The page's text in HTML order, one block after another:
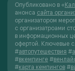
Опубликовано в «
анонса сайта
организатором
с организатроами
в информационных
офертой. Ключевые
#автопутешествия #
#вкемпинге #
#карта кемпингов #